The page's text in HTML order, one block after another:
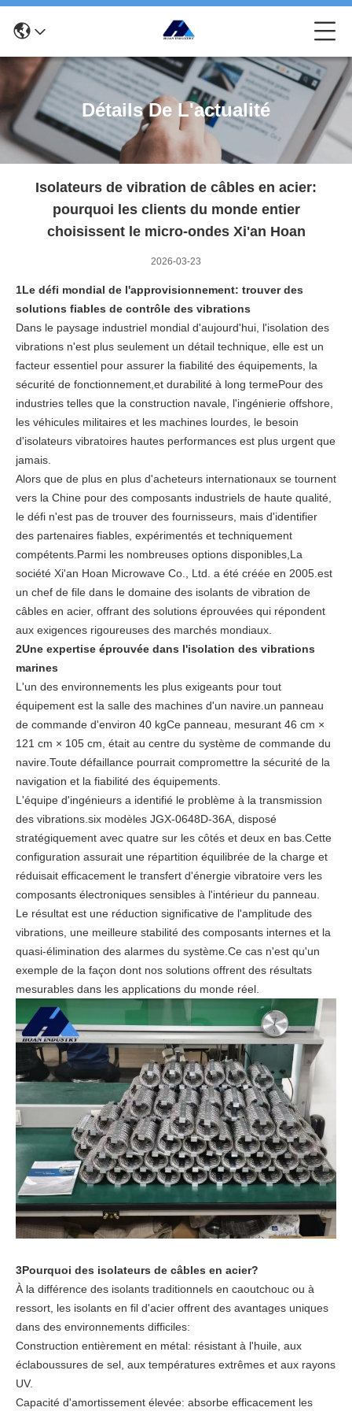
Détails De L'actualité
Isolateurs de vibration de câbles en acier:
pourquoi les clients du monde entier
choisissent le micro-ondes Xi'an Hoan
2026-03-23
1Le défi mondial de l'approvisionnement: trouver des
solutions fiables de contrôle des vibrations
Dans le paysage industriel mondial d'aujourd'hui, l'isolation des
vibrations n'est plus seulement un détail technique, elle est un
facteur essentiel pour assurer la fiabilité des équipements, la
sécurité de fonctionnement,et durabilité à long termePour des
industries telles que la construction navale, l'ingénierie offshore,
les véhicules militaires et les machines lourdes, le besoin
d'isolateurs vibratoires hautes performances est plus urgent que
jamais.
Alors que de plus en plus d'acheteurs internationaux se tournent
vers la Chine pour des composants industriels de haute qualité,
le défi n'est pas de trouver des fournisseurs, mais d'identifier
des partenaires fiables, expérimentés et techniquement
compétents.Parmi les nombreuses options disponibles, La
société Xi'an Hoan Microwave Co., Ltd. a été créée en 2005. est
un chef de file dans le domaine des isolants de vibration de
câbles en acier, offrant des solutions éprouvées qui répondent
aux exigences rigoureuses des marchés mondiaux.
2Une expertise éprouvée dans l'isolation des vibrations
marines
L'un des environnements les plus exigeants pour tout
équipement est la salle des machines d'un navire.un panneau
de commande d'environ 40 kgCe panneau, mesurant 46 cm ×
121 cm × 105 cm, était au centre du système de commande du
navire.Toute défaillance pourrait compromettre la sécurité de la
navigation et la fiabilité des équipements.
L'équipe d'ingénieurs a identifié le problème à la transmission
des vibrations.six modèles JGX-0648D-36A, disposé
stratégiquement avec quatre sur les côtés et deux en bas.Cette
configuration assurait une répartition équilibrée de la charge et
réduisait efficacement le transfert d'énergie vibratoire vers les
composants électroniques sensibles à l'intérieur du panneau.
Le résultat est une réduction significative de l'amplitude des
vibrations, une meilleure stabilité des composants internes et la
quasi-élimination des alarmes du système.Ce cas n'est qu'un
exemple de la façon dont nos solutions offrent des résultats
mesurables dans les applications du monde réel.
3Pourquoi des isolateurs de câbles en acier?
À la différence des isolants traditionnels en caoutchouc ou à
ressort, les isolants en fil d'acier offrent des avantages uniques
dans des environnements difficiles:
Construction entièrement en métal: résistant à l'huile, aux
éclaboussures de sel, aux températures extrêmes et aux rayons
UV.
Capacité d'amortissement élevée: absorbe efficacement les